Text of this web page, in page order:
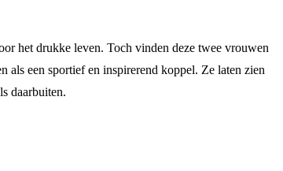
het drukke leven. Toch vinden deze twee vrouwen
als een sportief en inspirerend koppel. Ze laten zien
daarbuiten.